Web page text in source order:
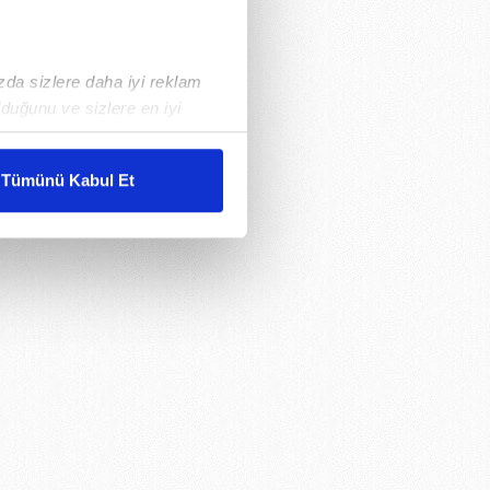
sizlere daha iyi reklam
ve sizlere en iyi
karşılamak
gösterilmeyecektir."
kullanılmaktadır. Bu
sunulması
ve sizlere yönelik
detaylı bilgi için Ayarlar
ve sitemizde ilgili
Tümünü Kabul Et